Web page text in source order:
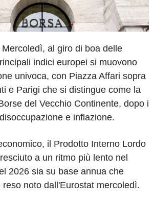
al giro di boa delle
indici europei si muovono
univoca, con Piazza Affari sopra
e Parigi che si distingue come la
del Vecchio Continente, dopo i
e inflazione.
il Prodotto Interno Lordo
a un ritmo più lento nel
2026 sia su base annua che
noto dall'Eurostat mercoledì.